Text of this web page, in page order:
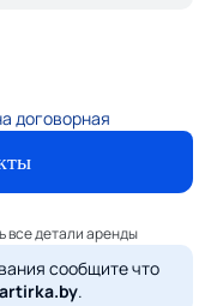
договорная
все детали аренды
сообщите что
.